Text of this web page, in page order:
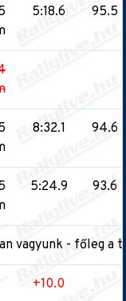
5:18.6 95.5
8:32.1 94.6
5:24.9 93.6
vagyunk - főleg a
+10.0